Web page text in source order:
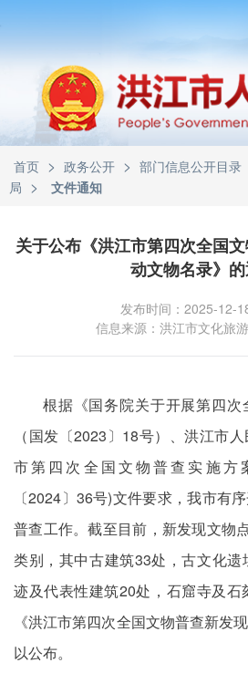
首页 > 政务公开 > 部门信息公开目录
局 > 文件通知
关于公布《洪江市第四次全国
动文物名录》
发布时间：2025-12-
信息来源：洪江市文化旅
根据《国务院关于开展第四次
（国发 〔2023〕 18号）、洪江市
市第四次全国文物普查 实施方
〔2024〕 36号)文件要求，我市有
普查工作。截至目前，新发现文物
类别，其中古建筑33处，古文化遗
迹及代表性建筑20处，石窟寺及
《洪江市第四次全国文物普查新发
以公布。